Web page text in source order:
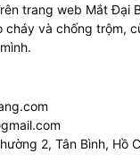
trang web Mắt Đại
cháy và chống trộm,
2, Tân Bình, Hồ